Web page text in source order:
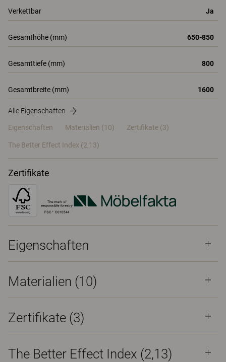
Verkettbar Ja
Gesamthöhe (mm) 650-850
Gesamttiefe (mm) 800
Gesamtbreite (mm) 1600
Alle Eigenschaften
Eigenschaften Materialien (10) Zertifikate (3)
The Better Effect Index (2,13)
Zertifikate
Eigenschaften
Materialien (10)
Zertifikate (3)
The Better Effect Index (2,13)